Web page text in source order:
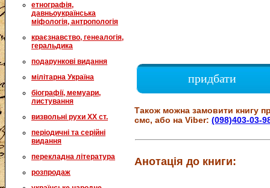
етнографія,
давньоукраїнська
міфологія, антропологія
краєзнавство, генеалогія,
геральдика
подарункові видання
мілітарна Україна
біографії, мемуари,
листування
визвольні рухи XX ст.
періодичні та серійні
видання
перекладна література
розпродаж
придбати
Також можна замовити книгу
смс, або на Viber:(098)403-03-
Анотація до книги: